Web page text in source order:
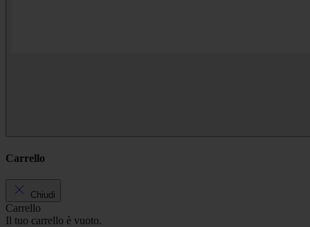
Carrello
Chiudi
Carrello
Il tuo carrello è vuoto.